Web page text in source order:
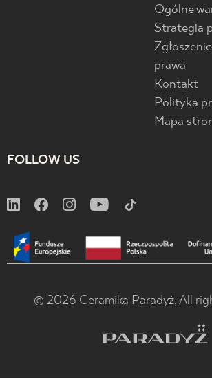
Ogólne
Strategia
prawa
Kontakt
Polityka
Mapa
FOLLOW US
© 2026 Ceramika Paradyż. All